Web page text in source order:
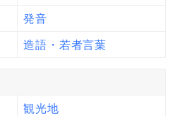
発音
造語・若者言葉
観光地